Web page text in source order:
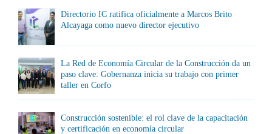
Directorio IC ratifica oficialmente a Marcos Brito
Alcayaga como nuevo director ejecutivo
La Red de Economía Circular de la Construcción da un
paso clave: Gobernanza inicia su trabajo con primer
taller en Corfo
Construcción sostenible: el rol clave de la capacitación
y certificación en economía circular